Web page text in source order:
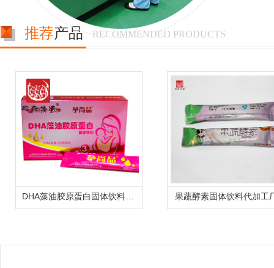
推荐产品 RECOMMENDED PRODUCTS
果蔬酵素固体饮料代加工